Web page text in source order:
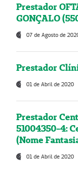
Prestador
GONÇALO
07 de Agosto de
Prestador
01 de Abril de 2020
Prestador
51004350-4:
(Nome
01 de Abril de 2020